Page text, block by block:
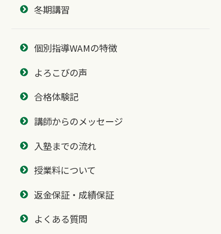
冬期講習
個別指導WAMの特徴
よろこびの声
合格体験記
講師からのメッセージ
入塾までの流れ
授業料について
返金保証・成績保証
よくある質問